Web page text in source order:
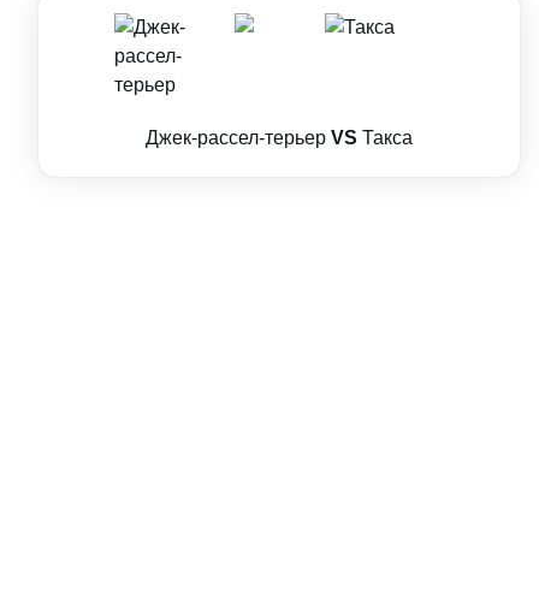
Джек-рассел-терьер VS Такса